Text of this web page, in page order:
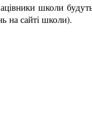
школи
на сайті школи).